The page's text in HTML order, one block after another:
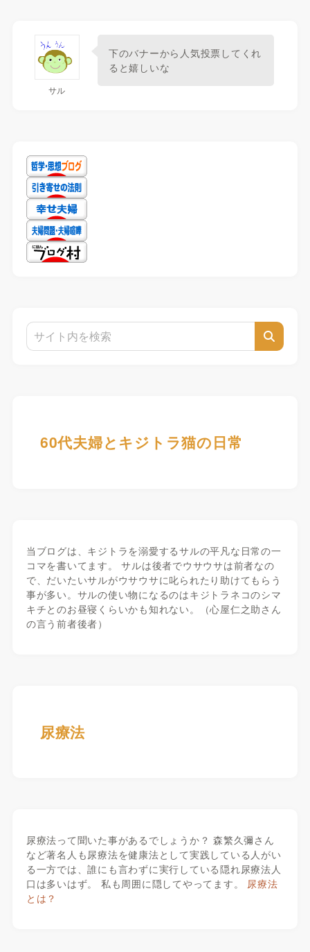
サル
下のバナーから人気投票してくれ
ると嬉しいな
60代夫婦とキジトラ猫の日常
当ブログは、キジトラを溺愛するサルの平凡な日常の一
コマを書いてます。 サルは後者でウサウサは前者なの
で、だいたいサルがウサウサに叱られたり助けてもらう
事が多い。サルの使い物になるのはキジトラネコのシマ
キチとのお昼寝くらいかも知れない。（心屋仁之助さん
の言う前者後者）
尿療法
尿療法って聞いた事があるでしょうか？ 森繁久彌さん
など著名人も尿療法を健康法として実践している人がい
る一方では、誰にも言わずに実行している隠れ尿療法人
口は多いはず。 私も周囲に隠してやってます。 尿療法
とは？